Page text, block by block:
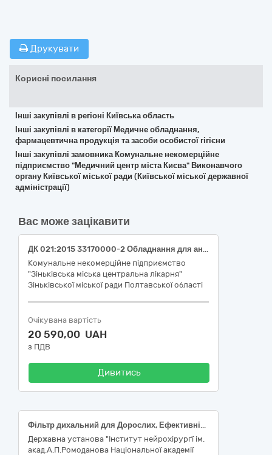
Друкувати
Корисні посилання
Інші закупівлі в регіоні Київська область
Інші закупівлі в категорії Медичне обладнання,
фармацевтична продукція та засоби особистої гігієни
Інші закупівлі замовника Комунальне некомерційне
підприємство "Медичний центр міста Києва" Виконавчого
органу Київської міської ради (Київської міської державної
адміністрації)
Вас може зацікавити
ДК 021:2015 33170000-2 Обладнання для анестезії та реанімації (Набір для епідуральної анестезії, для дорослих, катетер з 3 боковими отворами, стандартним кінчиком, голка 18G, катетер 20G)
Комунальне некомерційне підприємство
"Зіньківська міська центральна лікарня"
Зіньківської міської ради Полтавської області
Очікувана вартість
20 590,00 UAH
з ПДВ
Дивитись
Фільтр дихальний для Дорослих, Ефективність 99.9%, одноразовий, з гідрофобною мембраною,Ектростатичний с тепловологообмінником, Конектор 22F/15M|22M/15F,Зволоження min 30,Опір потоку : 0.8,Дихальний обєм, мл :200,приямий,Мертвий простір, мл :60
Державна установа "Інститут нейрохірургї ім.
акад.А.П.Ромоданова Національної академії